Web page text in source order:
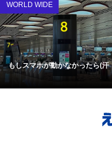
WORLD WIDE
もしスマホが動かなかったら(汗